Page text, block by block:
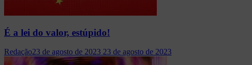
É a lei do valor, estúpido!
Redação23 de agosto de 2023 23 de agosto de 2023